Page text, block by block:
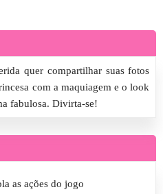
quer compartilhar suas fotos
com a maquiagem e o look
fabulosa. Divirta-se!
as ações do jogo